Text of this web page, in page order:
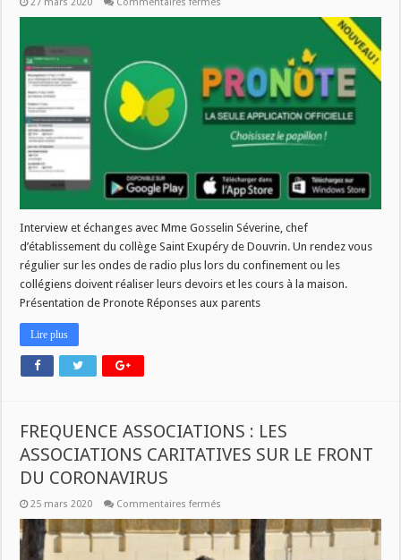
27 mars 2020 Commentaires fermés
Interview et échanges avec Mme Gosselin Séverine, chef
d’établissement du collège Saint Exupéry de Douvrin. Un rendez vous
régulier sur les ondes de radio plus lors du confinement ou les
collégiens doivent réaliser leurs devoirs et les cours à la maison.
Présentation de Pronote Réponses aux parents
Lire plus
FREQUENCE ASSOCIATIONS : LES
ASSOCIATIONS CARITATIVES SUR LE FRONT
DU CORONAVIRUS
25 mars 2020 Commentaires fermés
ASSOCIATIONS
:
LES